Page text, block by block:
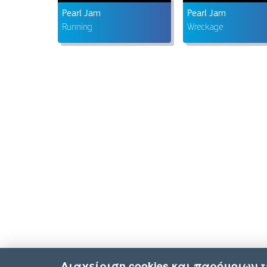
Pearl Jam
Running
Pearl Jam
Wreckage